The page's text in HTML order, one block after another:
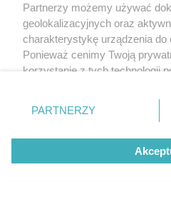
Partnerzy możemy używać
geolokalizacyjnych oraz
charakterystykę urządzenia do
Ponieważ cenimy Twoją
korzystanie z tych technologii
zmienić/wycofać klikając
znajdujący się w lewym
rodzaje przetwarzania danych
użytkownika, ale masz prawo
przetwarzaniu. Preferencje
PARTNERZY